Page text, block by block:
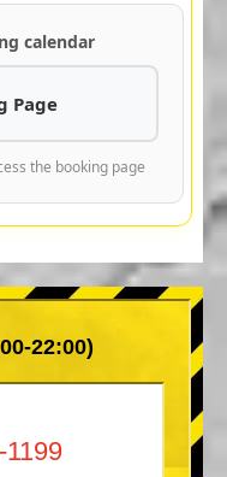
calendar
Page
the booking page
22:00)
1199